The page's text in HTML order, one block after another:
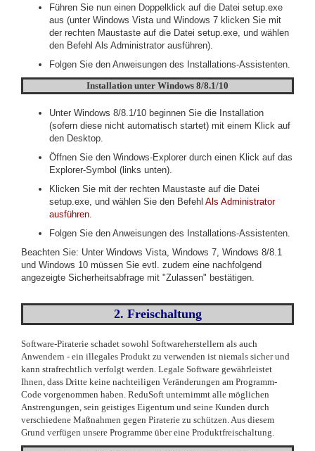
Führen Sie nun einen Doppelklick auf die Datei setup.exe
aus (unter Windows Vista und Windows 7 klicken Sie mit
der rechten Maustaste auf die Datei setup.exe, und wählen
den Befehl Als Administrator ausführen).
Folgen Sie den Anweisungen des Installations-Assistenten.
Installation unter Windows 8/8.1/10
Unter Windows 8/8.1/10 beginnen Sie die Installation
(sofern diese nicht automatisch startet) mit einem Klick auf
den Desktop.
Öffnen Sie den Windows-Explorer durch einen Klick auf das
Explorer-Symbol (links unten).
Klicken Sie mit der rechten Maustaste auf die Datei
setup.exe, und wählen Sie den Befehl Als Administrator
ausführen.
Folgen Sie den Anweisungen des Installations-Assistenten.
Beachten Sie: Unter Windows Vista, Windows 7, Windows 8/8.1
und Windows 10 müssen Sie evtl. zudem eine nachfolgend
angezeigte Sicherheitsabfrage mit "Zulassen" bestätigen.
2. Freischaltung
Software-Piraterie schadet sowohl Softwareherstellern als auch
Anwendern - ein illegales Produkt zu verwenden ist niemals sicher und
kann strafrechtlich verfolgt werden. Legale Software gewährleistet
Ihnen, dass Dritte keine nachteiligen Veränderungen am Programm-
Code vorgenommen haben. ReduSoft unternimmt alle möglichen
Anstrengungen, sein geistiges Eigentum und seine Kunden durch
verschiedene Maßnahmen gegen Piraterie zu schützen. Aus diesem
Grund verfügen unsere Programme über eine Produktfreischaltung.